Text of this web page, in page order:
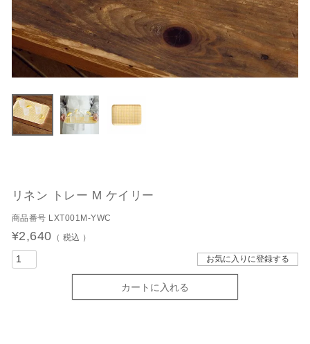
リネン トレー M ケイリー
商品番号 LXT001M-YWC
¥2,640 税込
お気に入りに登録する
カートに入れる